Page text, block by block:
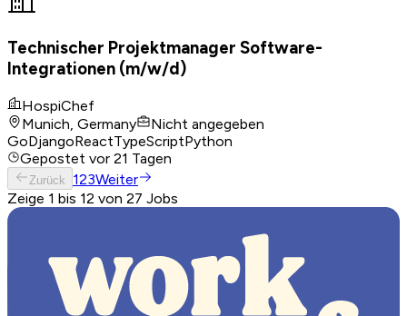
Technischer Projektmanager Software-
Integrationen (m/w/d)
HospiChef
Munich, Germany
Nicht angegeben
GoDjangoReactTypeScriptPython
Gepostet vor 21 Tagen
Zurück 123Weiter
Zeige 1 bis 12 von 27 Jobs